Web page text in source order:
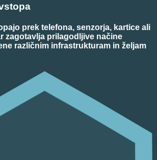
prek telefona, senzorja, kartice ali
zagotavlja prilagodljive načine
različnim infrastrukturam in željam